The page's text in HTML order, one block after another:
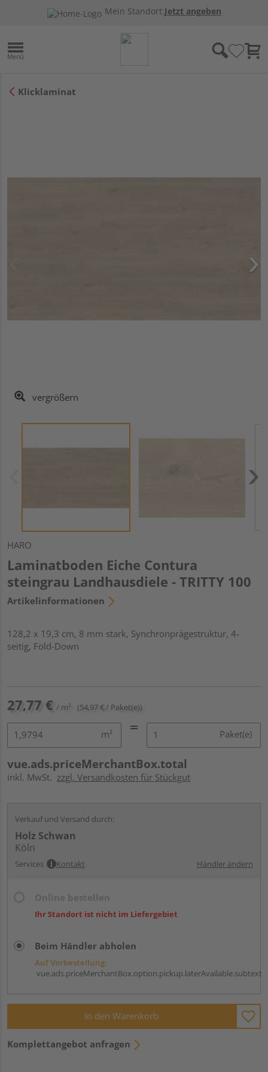
Mein Standort:Jetzt angeben
Klicklaminat
vergrößern
HARO
Laminatboden Eiche Contura
steingrau Landhausdiele - TRITTY 100
Artikelinformationen
128,2 x 19,3 cm, 8 mm stark, Synchronprägestruktur, 4-
seitig, Fold-Down
27,77 € / m² (54,97 € / Paket(e))
m² Paket(e)
vue.ads.priceMerchantBox.total
inkl. MwSt. zzgl. Versandkosten für Stückgut
Verkauf und Versand durch:
Holz Schwan
Köln
Services Kontakt Händler ändern
Ihr Standort ist nicht im Liefergebiet
Beim Händler abholen
Auf Vorbestellung:
vue.ads.priceMerchantBox.option.pickup.laterAvailable.subtext
In den Warenkorb
Komplettangebot anfragen